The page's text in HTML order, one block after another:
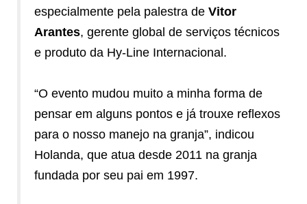
especialmente pela palestra de Vitor
Arantes, gerente global de serviços técnicos
e produto da Hy-Line Internacional.
“O evento mudou muito a minha forma de
pensar em alguns pontos e já trouxe reflexos
para o nosso manejo na granja”, indicou
Holanda, que atua desde 2011 na granja
fundada por seu pai em 1997.